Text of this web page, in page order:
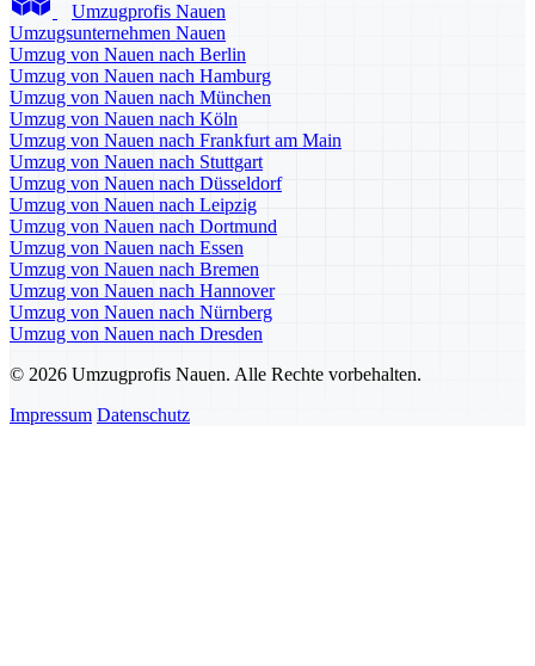
Umzugprofis Nauen
Umzugsunternehmen Nauen
Umzug von Nauen nach Berlin
Umzug von Nauen nach Hamburg
Umzug von Nauen nach München
Umzug von Nauen nach Köln
Umzug von Nauen nach Frankfurt am Main
Umzug von Nauen nach Stuttgart
Umzug von Nauen nach Düsseldorf
Umzug von Nauen nach Leipzig
Umzug von Nauen nach Dortmund
Umzug von Nauen nach Essen
Umzug von Nauen nach Bremen
Umzug von Nauen nach Hannover
Umzug von Nauen nach Nürnberg
Umzug von Nauen nach Dresden
© 2026 Umzugprofis Nauen. Alle Rechte vorbehalten.
Impressum Datenschutz